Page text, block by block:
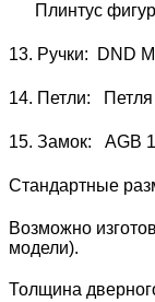
Плинтус
13. Ручки: DND
14. Петли:
15. Замок: AGB
Стандартные
Возможно
модели).
Толщина